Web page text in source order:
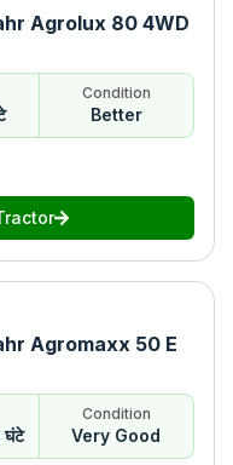
Agrolux 80 4WD
Condition
Better
Agromaxx 50 E
Condition
Very Good